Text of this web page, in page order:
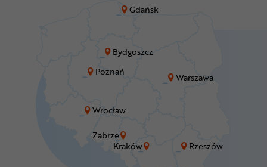
Bydgoszcz
Gdańsk
Kraków
Poznań
Rzeszów
Warszawa
Wrocław
Zabrze